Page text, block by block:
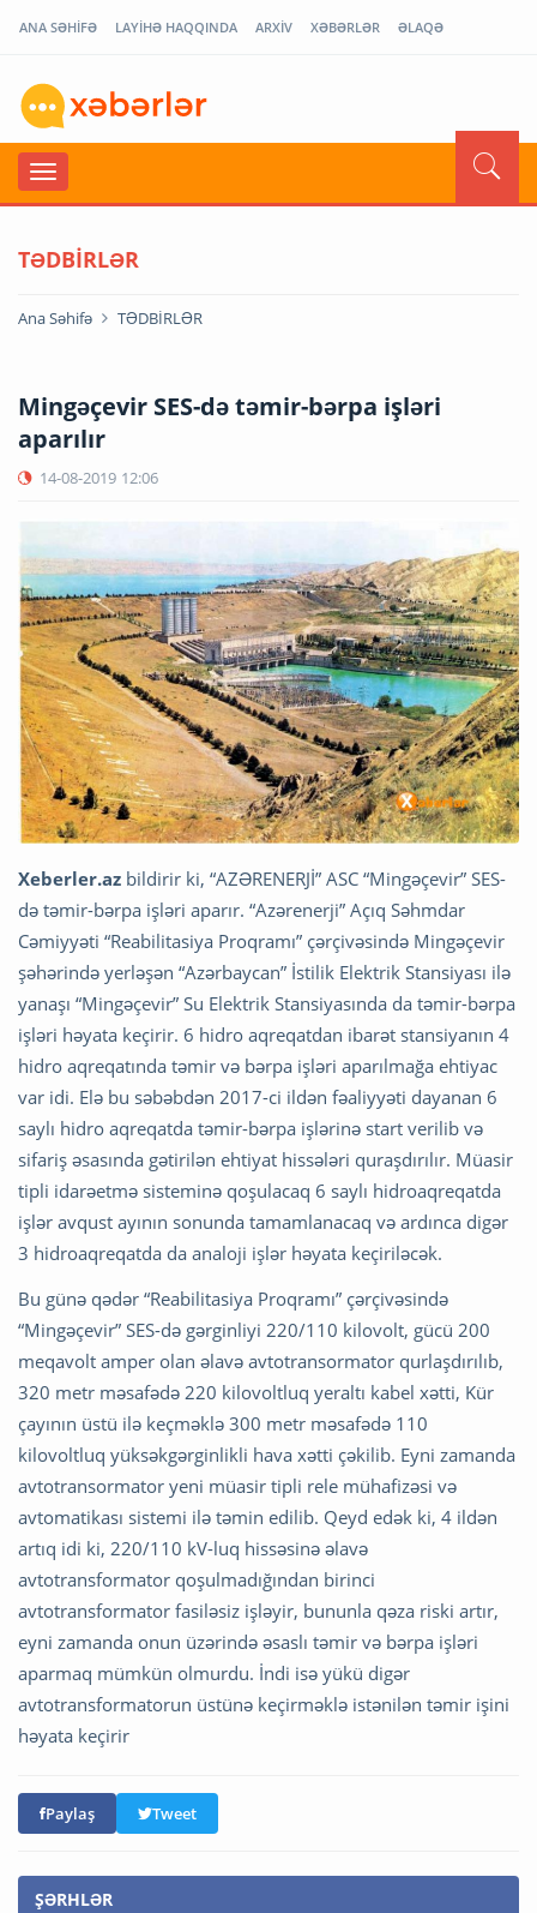
ANA SƏHİFƏ LAYİHƏ HAQQINDA ARXİV XƏBƏRLƏR ƏLAQƏ
TƏDBİRLƏR
Ana Səhifə TƏDBİRLƏR
Mingəçevir SES-də təmir-bərpa işləri
aparılır
14-08-2019 12:06
Xeberler.az bildirir ki, “AZƏRENERJİ” ASC “Mingəçevir” SES-
də təmir-bərpa işləri aparır. “Azərenerji” Açıq Səhmdar
Cəmiyyəti “Reabilitasiya Proqramı” çərçivəsində Mingəçevir
şəhərində yerləşən “Azərbaycan” İstilik Elektrik Stansiyası ilə
yanaşı “Mingəçevir” Su Elektrik Stansiyasında da təmir-bərpa
işləri həyata keçirir. 6 hidro aqreqatdan ibarət stansiyanın 4
hidro aqreqatında təmir və bərpa işləri aparılmağa ehtiyac
var idi. Elə bu səbəbdən 2017-ci ildən fəaliyyəti dayanan 6
saylı hidro aqreqatda təmir-bərpa işlərinə start verilib və
sifariş əsasında gətirilən ehtiyat hissələri quraşdırılır. Müasir
tipli idarəetmə sisteminə qoşulacaq 6 saylı hidroaqreqatda
işlər avqust ayının sonunda tamamlanacaq və ardınca digər
3 hidroaqreqatda da analoji işlər həyata keçiriləcək.
Bu günə qədər “Reabilitasiya Proqramı” çərçivəsində
“Mingəçevir” SES-də gərginliyi 220/110 kilovolt, gücü 200
meqavolt amper olan əlavə avtotransormator qurlaşdırılıb,
320 metr məsafədə 220 kilovoltluq yeraltı kabel xətti, Kür
çayının üstü ilə keçməklə 300 metr məsafədə 110
kilovoltluq yüksəkgərginlikli hava xətti çəkilib. Eyni zamanda
avtotransormator yeni müasir tipli rele mühafizəsi və
avtomatikası sistemi ilə təmin edilib. Qeyd edək ki, 4 ildən
artıq idi ki, 220/110 kV-luq hissəsinə əlavə
avtotransformator qoşulmadığından birinci
avtotransformator fasiləsiz işləyir, bununla qəza riski artır,
eyni zamanda onun üzərində əsaslı təmir və bərpa işləri
aparmaq mümkün olmurdu. İndi isə yükü digər
avtotransformatorun üstünə keçirməklə istənilən təmir işini
həyata keçirir
Paylaş Tweet
ŞƏRHLƏR